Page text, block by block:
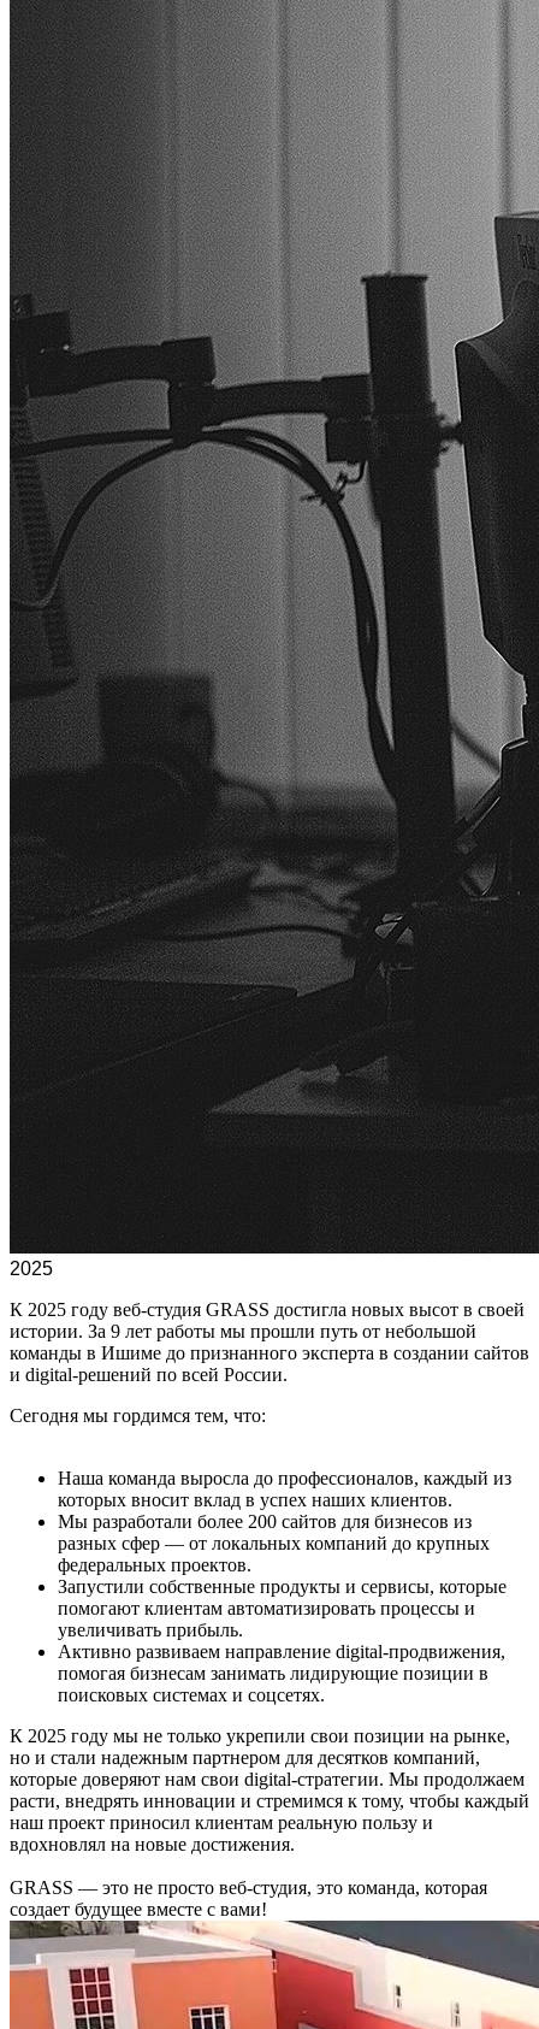
2025
К 2025 году веб-студия GRASS достигла новых высот в своей
истории. За 9 лет работы мы прошли путь от небольшой
команды в Ишиме до признанного эксперта в создании сайтов
и digital-решений по всей России.
Сегодня мы гордимся тем, что:
Наша команда выросла до профессионалов, каждый из
которых вносит вклад в успех наших клиентов.
Мы разработали более 200 сайтов для бизнесов из
разных сфер — от локальных компаний до крупных
федеральных проектов.
Запустили собственные продукты и сервисы, которые
помогают клиентам автоматизировать процессы и
увеличивать прибыль.
Активно развиваем направление digital-продвижения,
помогая бизнесам занимать лидирующие позиции в
поисковых системах и соцсетях.
К 2025 году мы не только укрепили свои позиции на рынке,
но и стали надежным партнером для десятков компаний,
которые доверяют нам свои digital-стратегии. Мы продолжаем
расти, внедрять инновации и стремимся к тому, чтобы каждый
наш проект приносил клиентам реальную пользу и
вдохновлял на новые достижения.
GRASS — это не просто веб-студия, это команда, которая
создает будущее вместе с вами!